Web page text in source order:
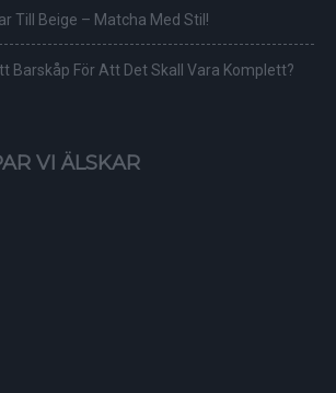
Till Beige – Matcha Med Stil!
Barskåp För Att Det Skall Vara Komplett?
VI ÄLSKAR